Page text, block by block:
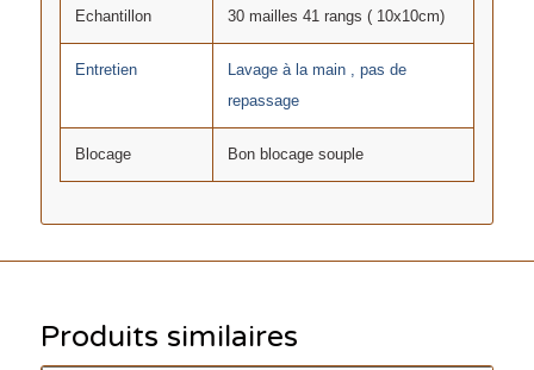
Echantillon 30 mailles 41 rangs ( 10x10cm)
Entretien
Lavage à la main , pas de
repassage
Blocage Bon blocage souple
Produits similaires